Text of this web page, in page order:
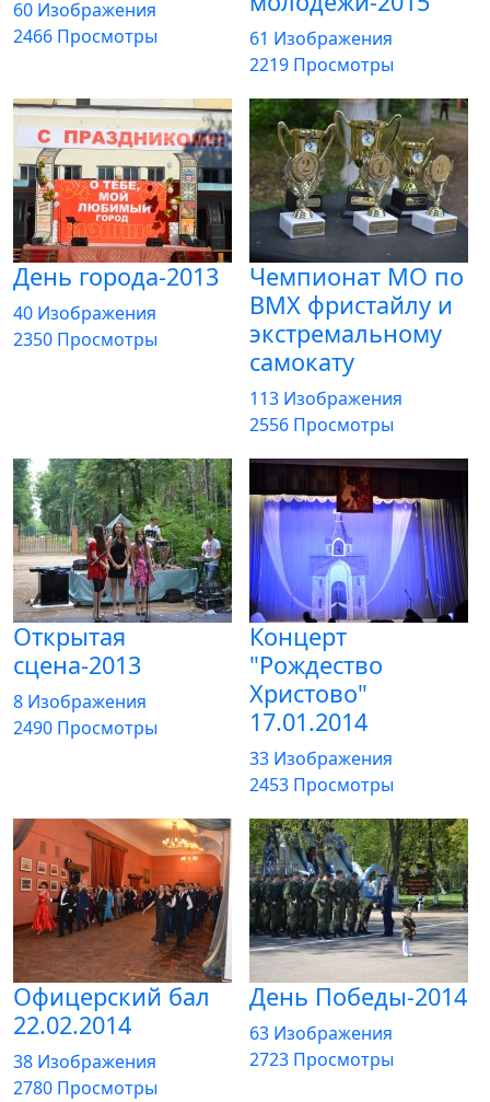
60 Изображения
2466 Просмотры
61 Изображения
2219 Просмотры
День города-2013
40 Изображения
2350 Просмотры
Чемпионат МО по
BMX фристайлу и
экстремальному
самокату
113 Изображения
2556 Просмотры
Открытая
сцена-2013
8 Изображения
2490 Просмотры
Концерт
"Рождество
Христово"
17.01.2014
33 Изображения
2453 Просмотры
Офицерский бал
22.02.2014
38 Изображения
2780 Просмотры
День Победы-2014
63 Изображения
2723 Просмотры